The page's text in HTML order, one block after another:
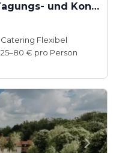
Forum am Hofgarten - Tagungs- und Kongresszentrum
Catering Flexibel
25–80 € pro Person